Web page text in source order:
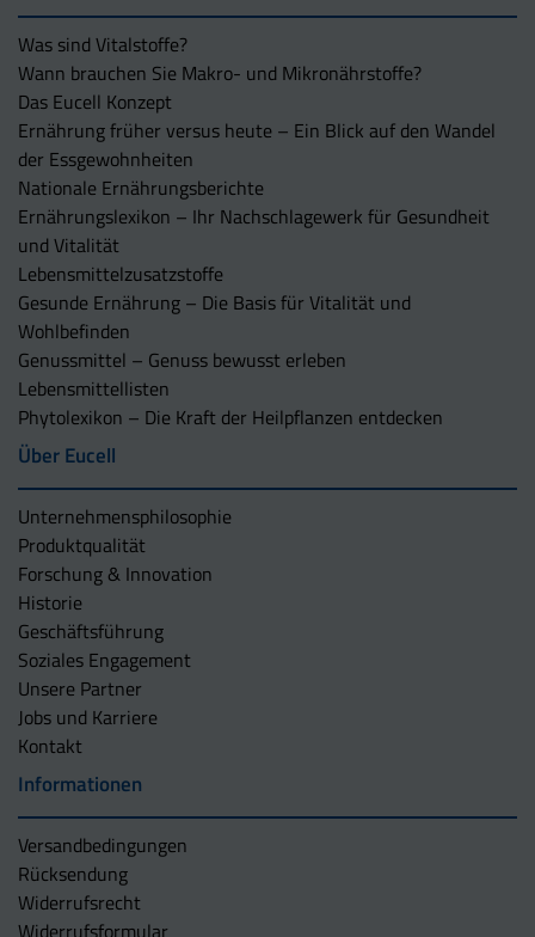
Was sind Vitalstoffe?
Wann brauchen Sie Makro- und Mikronährstoffe?
Das Eucell Konzept
Ernährung früher versus heute – Ein Blick auf den Wandel
der Essgewohnheiten
Nationale Ernährungsberichte
Ernährungslexikon – Ihr Nachschlagewerk für Gesundheit
und Vitalität
Lebensmittelzusatzstoffe
Gesunde Ernährung – Die Basis für Vitalität und
Wohlbefinden
Genussmittel – Genuss bewusst erleben
Lebensmittellisten
Phytolexikon – Die Kraft der Heilpflanzen entdecken
Über Eucell
Unternehmens­philosophie
Produktqualität
Forschung & Innovation
Historie
Geschäftsführung
Soziales Engagement
Unsere Partner
Jobs und Karriere
Kontakt
Informationen
Versandbedingungen
Rücksendung
Widerrufsrecht
Widerrufsformular